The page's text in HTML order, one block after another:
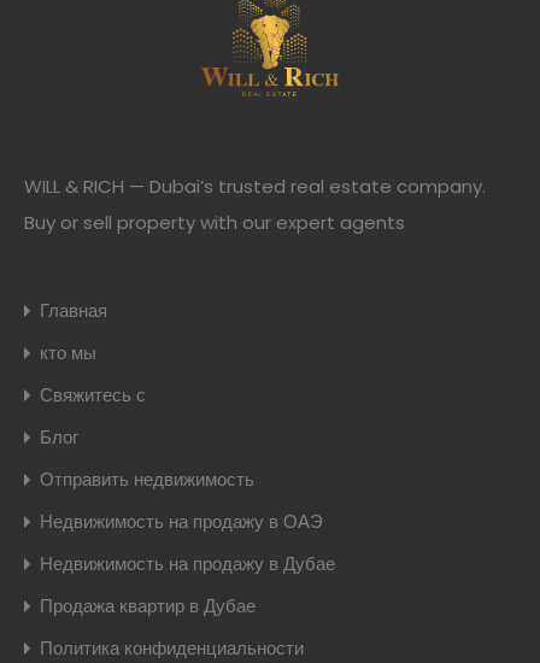
WILL & RICH — Dubai’s trusted real estate company.
Buy or sell property with our expert agents
Главная
кто мы
Свяжитесь с
Блог
Отправить недвижимость
Недвижимость на продажу в ОАЭ
Недвижимость на продажу в Дубае
Продажа квартир в Дубае
Политика конфиденциальности